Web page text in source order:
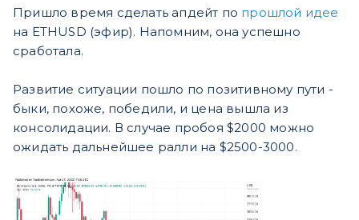
Пришло время сделать апдейт по прошлой идее
на ETHUSD (эфир). Напомним, она успешно
сработала.
Развитие ситуации пошло по позитивному пути -
быки, похоже, победили, и цена вышла из
консолидации. В случае пробоя $2000 можно
ожидать дальнейшее ралли на $2500-3000.